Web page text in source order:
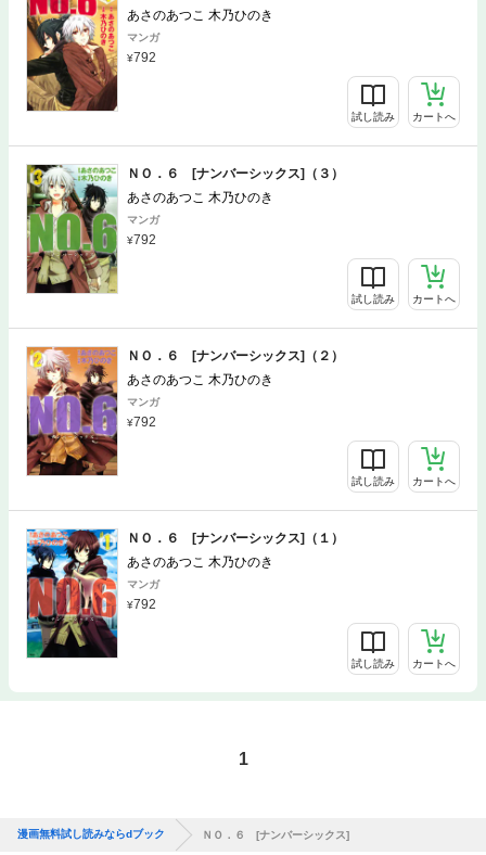
あさのあつこ 木乃ひのき
マンガ
792
試し読み カートへ
ＮＯ．６ [ナンバーシックス]（３）
あさのあつこ 木乃ひのき
マンガ
792
試し読み カートへ
ＮＯ．６ [ナンバーシックス]（２）
あさのあつこ 木乃ひのき
マンガ
792
試し読み カートへ
ＮＯ．６ [ナンバーシックス]（１）
あさのあつこ 木乃ひのき
マンガ
792
試し読み カートへ
1
漫画無料試し読みならdブック ＮＯ．６ [ナンバーシックス]